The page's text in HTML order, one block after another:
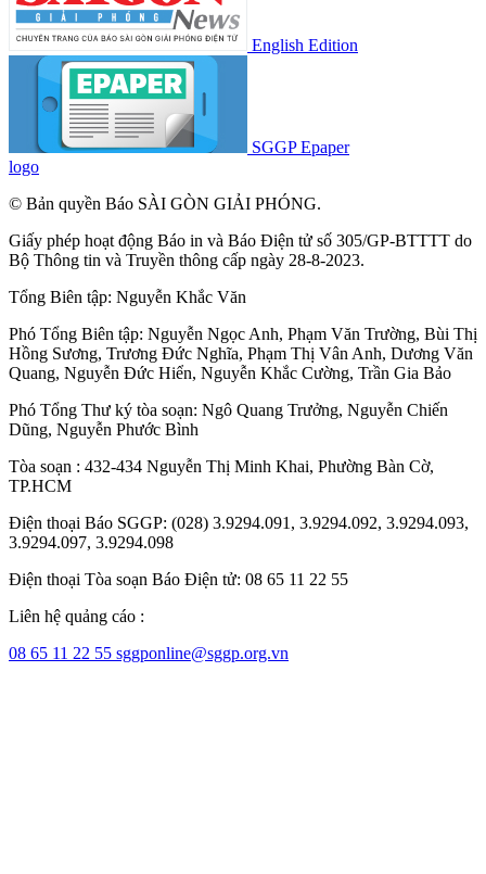
English Edition
SGGP Epaper
logo
© Bản quyền Báo SÀI GÒN GIẢI PHÓNG.
Giấy phép hoạt động Báo in và Báo Điện tử số 305/GP-BTTTT do
Bộ Thông tin và Truyền thông cấp ngày 28-8-2023.
Tổng Biên tập: Nguyễn Khắc Văn
Phó Tổng Biên tập: Nguyễn Ngọc Anh, Phạm Văn Trường, Bùi Thị
Hồng Sương, Trương Đức Nghĩa, Phạm Thị Vân Anh, Dương Văn
Quang, Nguyễn Đức Hiển, Nguyễn Khắc Cường, Trần Gia Bảo
Phó Tổng Thư ký tòa soạn: Ngô Quang Trưởng, Nguyễn Chiến
Dũng, Nguyễn Phước Bình
Tòa soạn : 432-434 Nguyễn Thị Minh Khai, Phường Bàn Cờ,
TP.HCM
Điện thoại Báo SGGP: (028) 3.9294.091, 3.9294.092, 3.9294.093,
3.9294.097, 3.9294.098
Điện thoại Tòa soạn Báo Điện tử: 08 65 11 22 55
Liên hệ quảng cáo :
08 65 11 22 55 sggponline@sggp.org.vn